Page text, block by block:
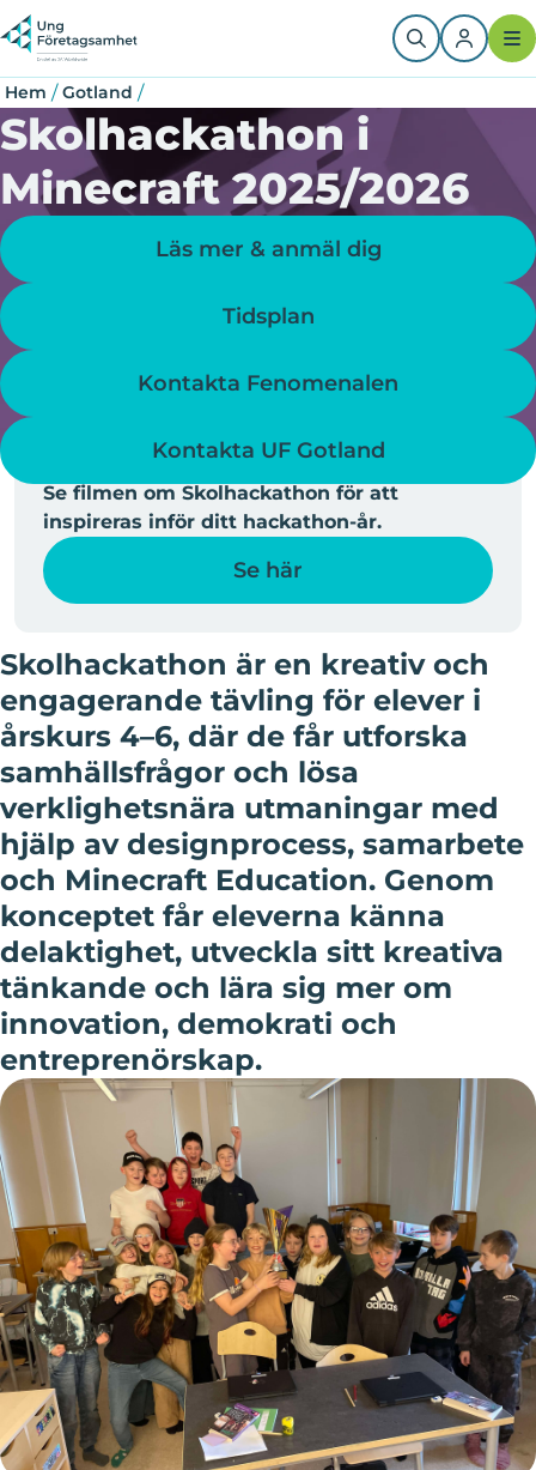
Hoppa
till
huvudinnehåll
Länkstig
Hem / Gotland /
Skolhackathon i
Minecraft 2025/2026
Läs mer & anmäl dig
Tidsplan
Kontakta Fenomenalen
Kontakta UF Gotland
Se filmen om Skolhackathon för att
inspireras inför ditt hackathon-år.
Se här
Skolhackathon är en kreativ och
engagerande tävling för elever i
årskurs 4–6, där de får utforska
samhällsfrågor och lösa
verklighetsnära utmaningar med
hjälp av designprocess, samarbete
och Minecraft Education. Genom
konceptet får eleverna känna
delaktighet, utveckla sitt kreativa
tänkande och lära sig mer om
innovation, demokrati och
entreprenörskap.